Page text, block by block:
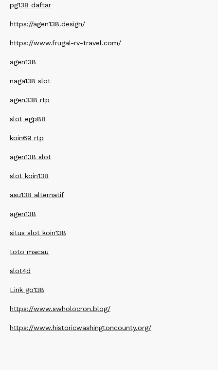
pg138 daftar
https://agen138.design/
https://www.frugal-rv-travel.com/
agen138
naga138 slot
agen338 rtp
slot egp88
koin69 rtp
agen138 slot
slot koin138
asu138 alternatif
agen138
situs slot koin138
toto macau
slot4d
Link go138
https://www.swholocron.blog/
https://www.historicwashingtoncounty.org/